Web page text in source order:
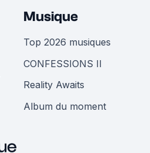
Musique
Top 2026 musiques
CONFESSIONS II
Reality Awaits
Album du moment